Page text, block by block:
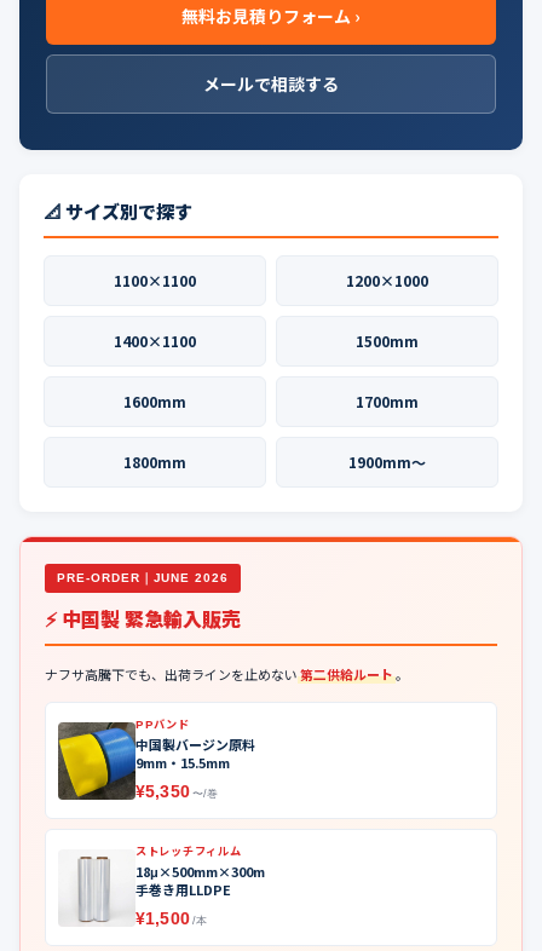
無料お見積りフォーム ›
メールで相談する
📐 サイズ別で探す
1100×1100 1200×1000
1400×1100 1500mm
1600mm 1700mm
1800mm 1900mm〜
PRE-ORDER｜JUNE 2026
⚡ 中国製 緊急輸入販売
ナフサ高騰下でも、出荷ラインを止めない第二供給ルート。
PPバンド
中国製バージン原料
9mm・15.5mm
¥5,350 〜/巻
ストレッチフィルム
18μ×500mm×300m
手巻き用LLDPE
¥1,500 /本